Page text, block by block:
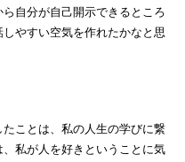
自分が自己開示できるところ
やすい空気を作れたかなと思
ことは、私の人生の学びに繋
私が人を好きということに気